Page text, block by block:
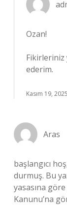
Ozan!
Fikirleriniz
ederim.
Kasım 19, 2025
Aras
başlangıcı
durmuş. Bu
yasasına
Kanunu’na